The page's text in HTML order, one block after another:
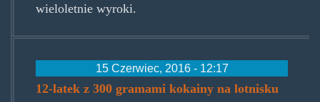
wieloletnie wyroki.
15 Czerwiec, 2016 - 12:17
12-latek z 300 gramami kokainy na lotnisku